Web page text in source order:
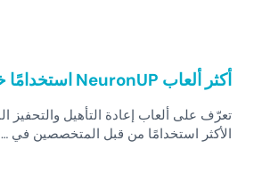
أكثر ألعاب NeuronUP استخدامًا خلال عام 2025
الأكثر استخدامًا من قبل المتخصصين في …